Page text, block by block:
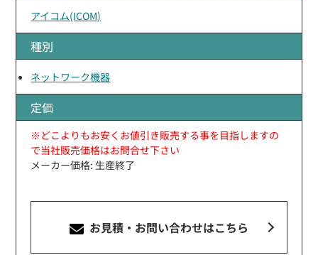
アイコム(ICOM)
種別
ネットワーク機器
定価
※どこよりもお安くお値引き販売する事を目指しますの
で当社販売価格はお問合せ下さい
メーカー価格: 生産終了
お見積・お問い合わせはこちら